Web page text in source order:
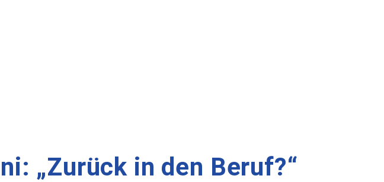
„Zurück in den Beruf?“